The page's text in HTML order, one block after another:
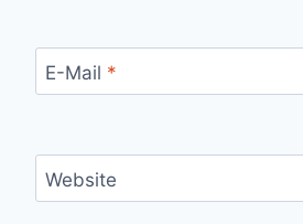
E-Mail *
Website